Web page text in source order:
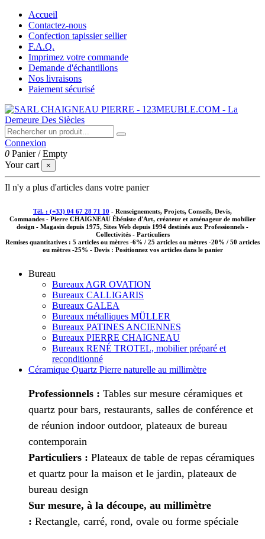
Accueil
Contactez-nous
Confection tapissier sellier
F.A.Q.
Imprimez votre commande
Demande d'échantillons
Nos livraisons
Paiement sécurisé
Connexion
0 Panier /Empty
Your cart
×
Il n'y a plus d'articles dans votre panier
Tél. : (+33) 04 67 28 71 10 - Renseignements, Projets, Conseils, Devis,
Commandes - Pierre CHAIGNEAU Ébéniste d'Art, créateur et aménageur de mobilier
design - Magasin depuis 1975, Sites Web depuis 1994 destinés aux Professionnels -
Collectivités - Particuliers
Remises quantitatives : 5 articles ou mètres -6% / 25 articles ou mètres -20% / 50 articles
ou mètres -25% - Devis : Positionnez vos articles dans le panier
Bureau
Bureaux AGR OVATION
Bureaux CALLIGARIS
Bureaux GALEA
Bureaux métalliques MÜLLER
Bureaux PATINES ANCIENNES
Bureaux PIERRE CHAIGNEAU
Bureaux RENÉ TROTEL, mobilier préparé et
reconditionné
Céramique Quartz Pierre naturelle au millimètre
Professionnels : Tables sur mesure céramiques et
quartz pour bars, restaurants, salles de conférence et
de réunion indoor outdoor, plateaux de bureau
contemporain
Particuliers : Plateaux de table de repas céramiques
et quartz pour la maison et le jardin, plateaux de
bureau design
Sur mesure, à la découpe, au millimètre
: Rectangle, carré, rond, ovale ou forme spéciale